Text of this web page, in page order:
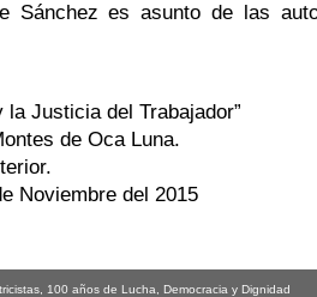
Sánchez es asunto de las
la Justicia del Trabajador”
de Oca Luna.
Noviembre del 2015
100 años de Lucha, Democracia y Dignidad